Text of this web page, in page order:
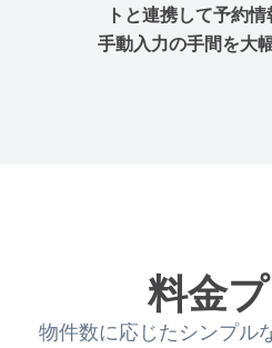
トと連携して予約情
手動入力の手間を大
料金
物件数に応じたシンプル